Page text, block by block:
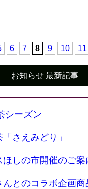
6 7 8 9 10 11
お知らせ 最新記事
ーズン
さえみどり」
ほしの市開催のご案
とのコラボ企画商